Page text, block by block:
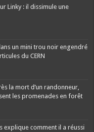
Linky : il dissimule une
un mini trou noir engendré
du CERN
la mort d’un randonneur,
les promenades en forêt
explique comment il a réussi